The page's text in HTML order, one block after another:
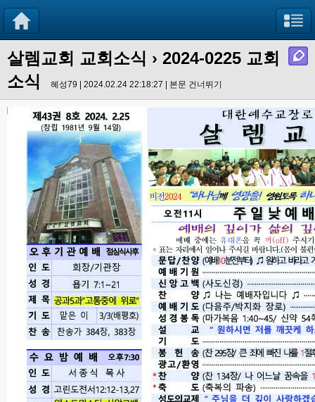
살렘교회 교회소식 › 2024-0225 교회
소식
혜성79 | 2024.02.24 22:18:27 | 본문 건너뛰기